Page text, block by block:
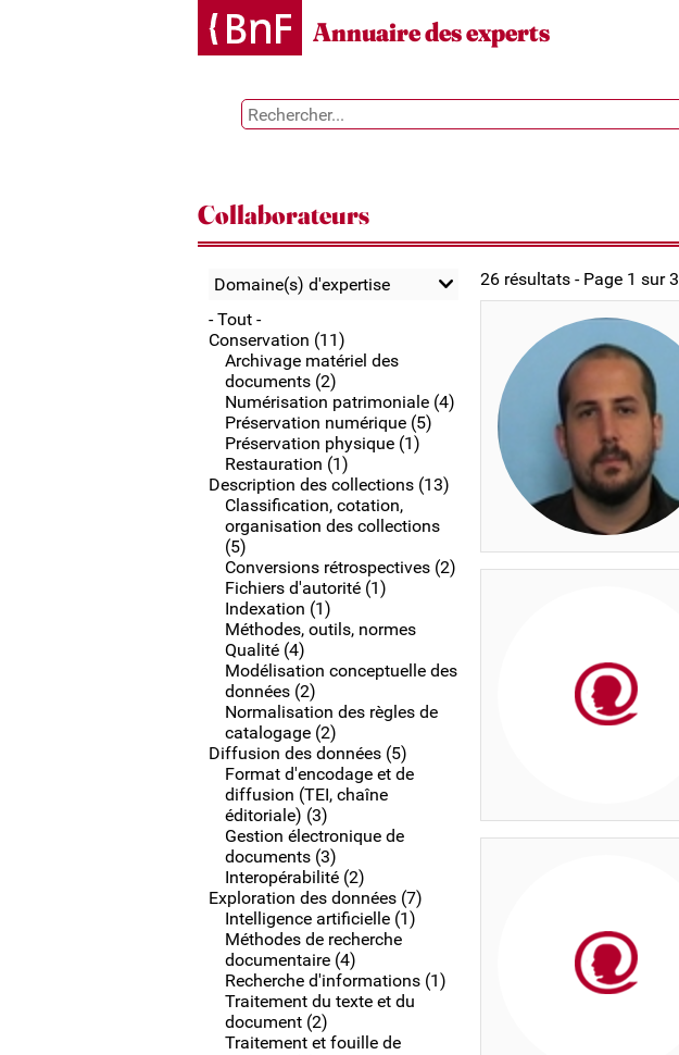
Annuaire des experts
Collaborateurs
Domaine(s) d'expertise
- Tout -
Conservation (11)
Archivage matériel des
documents (2)
Numérisation patrimoniale (4)
Préservation numérique (5)
Préservation physique (1)
Restauration (1)
Description des collections (13)
Classification, cotation,
organisation des collections
(5)
Conversions rétrospectives (2)
Fichiers d'autorité (1)
Indexation (1)
Méthodes, outils, normes
Qualité (4)
Modélisation conceptuelle des
données (2)
Normalisation des règles de
catalogage (2)
Diffusion des données (5)
Format d'encodage et de
diffusion (TEI, chaîne
éditoriale) (3)
Gestion électronique de
documents (3)
Interopérabilité (2)
Exploration des données (7)
Intelligence artificielle (1)
Méthodes de recherche
documentaire (4)
Recherche d'informations (1)
Traitement du texte et du
document (2)
Traitement et fouille de
26 résultats - Page 1 sur 3